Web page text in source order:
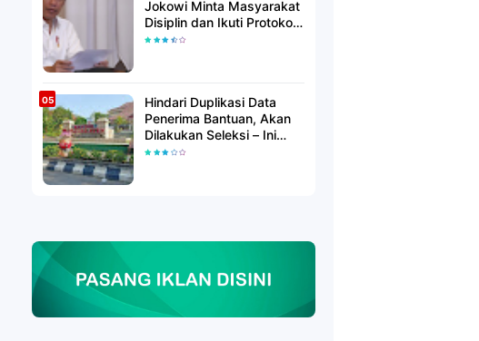
Jokowi Minta Masyarakat
Disiplin dan Ikuti Protokol
Kesehatan
Hindari Duplikasi Data
Penerima Bantuan, Akan
Dilakukan Seleksi – Ini
Penjelasanya